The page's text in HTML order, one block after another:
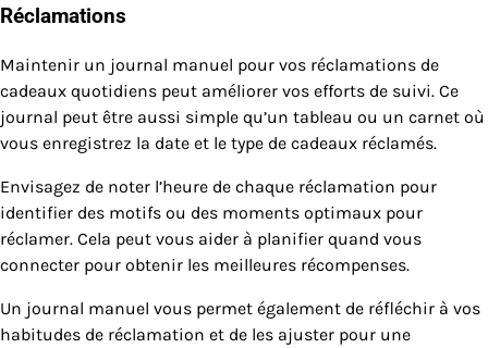
Réclamations
Maintenir un journal manuel pour vos réclamations de
cadeaux quotidiens peut améliorer vos efforts de suivi. Ce
journal peut être aussi simple qu’un tableau ou un carnet où
vous enregistrez la date et le type de cadeaux réclamés.
Envisagez de noter l’heure de chaque réclamation pour
identifier des motifs ou des moments optimaux pour
réclamer. Cela peut vous aider à planifier quand vous
connecter pour obtenir les meilleures récompenses.
Un journal manuel vous permet également de réfléchir à vos
habitudes de réclamation et de les ajuster pour une